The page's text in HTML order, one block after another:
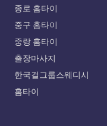
종로 홈타이
중구 홈타이
중랑 홈타이
출장마사지
한국걸그룹스웨디시
홈타이